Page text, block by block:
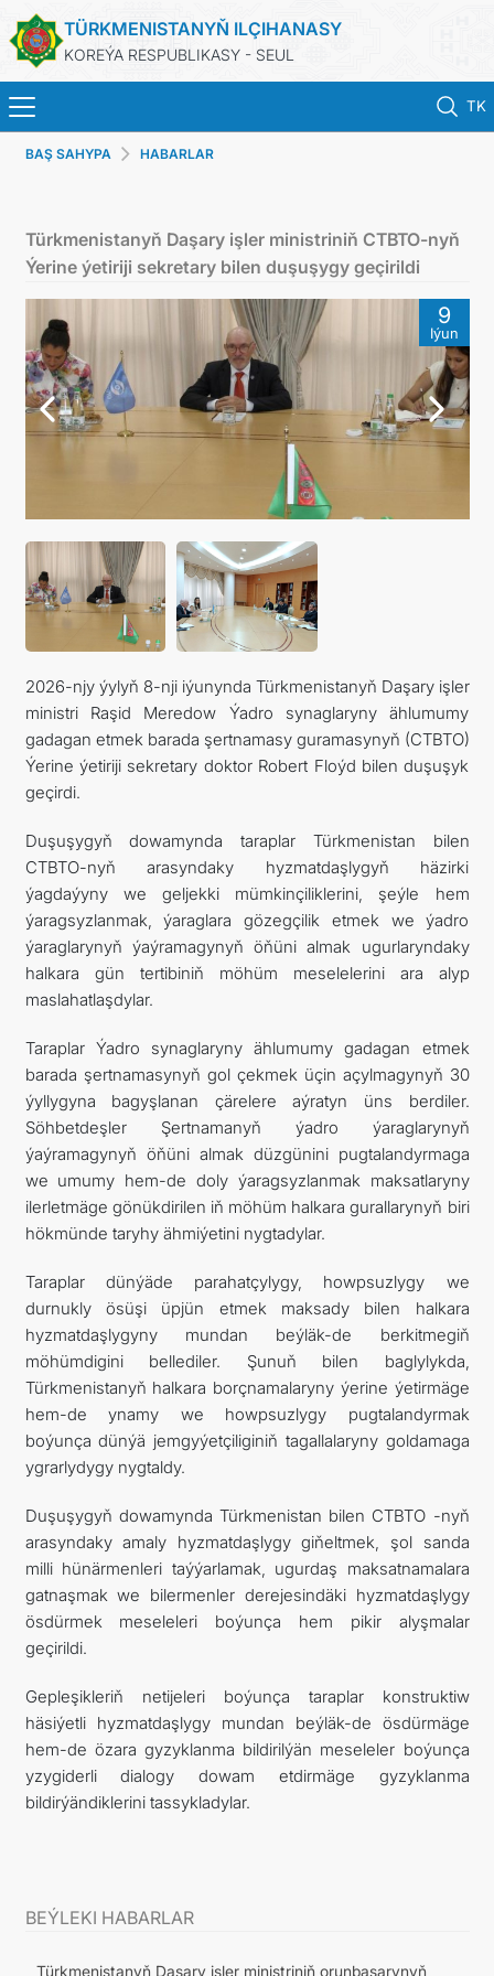
TÜRKMENISTANYŇ ILÇIHANASY
KOREÝA RESPUBLIKASY - SEUL
TK
ONLINE CONSULAR REGISTRATION OF CITIZENS
투르크메니스탄
관광
BAŞ SAHYPA HABARLAR
Türkmenistanyň Daşary işler ministriniň CTBTO-nyň
Ýerine ýetiriji sekretary bilen duşuşygy geçirildi
9
Iýun
2026-njy ýylyň 8-nji iýunynda Türkmenistanyň Daşary işler
ministri Raşid Meredow Ýadro synaglaryny ählumumy
gadagan etmek barada şertnamasy guramasynyň (CTBTO)
Ýerine ýetiriji sekretary doktor Robert Floýd bilen duşuşyk
geçirdi.
Duşuşygyň dowamynda taraplar Türkmenistan bilen
CTBTO-nyň arasyndaky hyzmatdaşlygyň häzirki
ýagdaýyny we geljekki mümkinçiliklerini, şeýle hem
ýaragsyzlanmak, ýaraglara gözegçilik etmek we ýadro
ýaraglarynyň ýaýramagynyň öňüni almak ugurlaryndaky
halkara gün tertibiniň möhüm meselelerini ara alyp
maslahatlaşdylar.
Taraplar Ýadro synaglaryny ählumumy gadagan etmek
barada şertnamasynyň gol çekmek üçin açylmagynyň 30
ýyllygyna bagyşlanan çärelere aýratyn üns berdiler.
Söhbetdeşler Şertnamanyň ýadro ýaraglarynyň
ýaýramagynyň öňüni almak düzgünini pugtalandyrmaga
we umumy hem-de doly ýaragsyzlanmak maksatlaryny
ilerletmäge gönükdirilen iň möhüm halkara gurallarynyň biri
hökmünde taryhy ähmiýetini nygtadylar.
Taraplar dünýäde parahatçylygy, howpsuzlygy we
durnukly ösüşi üpjün etmek maksady bilen halkara
hyzmatdaşlygyny mundan beýläk-de berkitmegiň
möhümdigini bellediler. Şunuň bilen baglylykda,
Türkmenistanyň halkara borçnamalaryny ýerine ýetirmäge
hem-de ynamy we howpsuzlygy pugtalandyrmak
boýunça dünýä jemgyýetçiliginiň tagallalaryny goldamaga
ygrarlydygy nygtaldy.
Duşuşygyň dowamynda Türkmenistan bilen CTBTO -nyň
arasyndaky amaly hyzmatdaşlygy giňeltmek, şol sanda
milli hünärmenleri taýýarlamak, ugurdaş maksatnamalara
gatnaşmak we bilermenler derejesindäki hyzmatdaşlygy
ösdürmek meseleleri boýunça hem pikir alyşmalar
geçirildi.
Gepleşikleriň netijeleri boýunça taraplar konstruktiw
häsiýetli hyzmatdaşlygy mundan beýläk-de ösdürmäge
hem-de özara gyzyklanma bildirilýän meseleler boýunça
yzygiderli dialogy dowam etdirmäge gyzyklanma
bildirýändiklerini tassykladylar.
BEÝLEKI HABARLAR
Türkmenistanyň Daşary işler ministriniň orunbasarynyň